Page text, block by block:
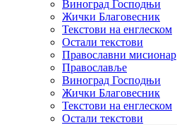
Виноград Господњи
Жички Благовесник
Текстови на енглеском
Остали текстови
Православни мисионар
Православље
Виноград Господњи
Жички Благовесник
Текстови на енглеском
Остали текстови